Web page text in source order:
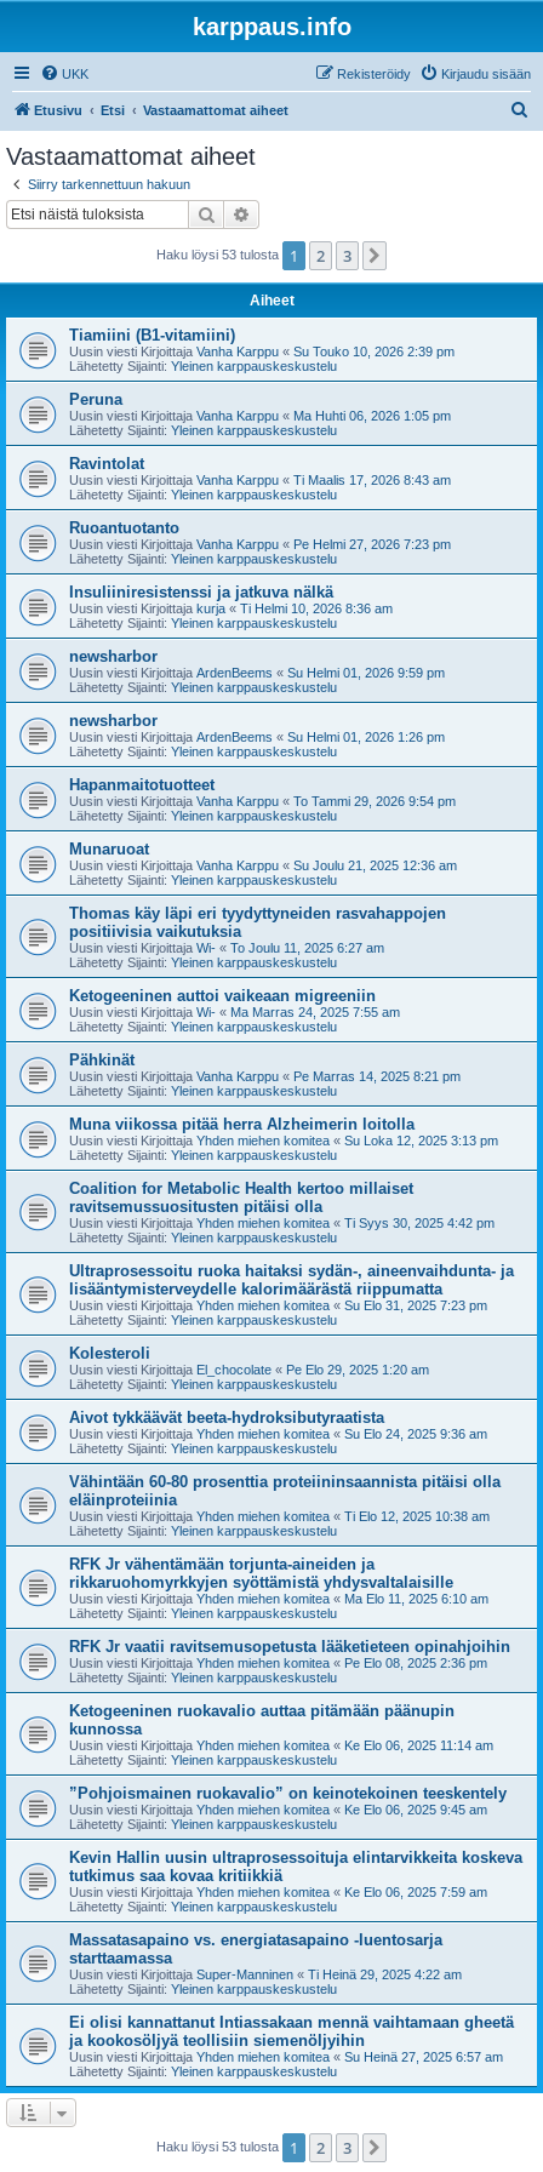
karppaus.info
UKK Kirjaudu sisään
Rekisteröidy
Etusivu Etsi Vastaamattomat aiheet
Vastaamattomat aiheet
Siirry tarkennettuun hakuun
Etsi
Haku löysi 53 tulosta 1 2 3
Aiheet
Tiamiini (B1-vitamiini)
Uusin viesti Kirjoittaja Vanha Karppu « Su Touko 10, 2026 2:39 pm
Lähetetty Sijainti: Yleinen karppauskeskustelu
Peruna
Uusin viesti Kirjoittaja Vanha Karppu « Ma Huhti 06, 2026 1:05 pm
Lähetetty Sijainti: Yleinen karppauskeskustelu
Ravintolat
Uusin viesti Kirjoittaja Vanha Karppu « Ti Maalis 17, 2026 8:43 am
Lähetetty Sijainti: Yleinen karppauskeskustelu
Ruoantuotanto
Uusin viesti Kirjoittaja Vanha Karppu « Pe Helmi 27, 2026 7:23 pm
Lähetetty Sijainti: Yleinen karppauskeskustelu
Insuliiniresistenssi ja jatkuva nälkä
Uusin viesti Kirjoittaja kurja « Ti Helmi 10, 2026 8:36 am
Lähetetty Sijainti: Yleinen karppauskeskustelu
newsharbor
Uusin viesti Kirjoittaja ArdenBeems « Su Helmi 01, 2026 9:59 pm
Lähetetty Sijainti: Yleinen karppauskeskustelu
newsharbor
Uusin viesti Kirjoittaja ArdenBeems « Su Helmi 01, 2026 1:26 pm
Lähetetty Sijainti: Yleinen karppauskeskustelu
Hapanmaitotuotteet
Uusin viesti Kirjoittaja Vanha Karppu « To Tammi 29, 2026 9:54 pm
Lähetetty Sijainti: Yleinen karppauskeskustelu
Munaruoat
Uusin viesti Kirjoittaja Vanha Karppu « Su Joulu 21, 2025 12:36 am
Lähetetty Sijainti: Yleinen karppauskeskustelu
Thomas käy läpi eri tyydyttyneiden rasvahappojen
positiivisia vaikutuksia
Uusin viesti Kirjoittaja Wi- « To Joulu 11, 2025 6:27 am
Lähetetty Sijainti: Yleinen karppauskeskustelu
Ketogeeninen auttoi vaikeaan migreeniin
Uusin viesti Kirjoittaja Wi- « Ma Marras 24, 2025 7:55 am
Lähetetty Sijainti: Yleinen karppauskeskustelu
Pähkinät
Uusin viesti Kirjoittaja Vanha Karppu « Pe Marras 14, 2025 8:21 pm
Lähetetty Sijainti: Yleinen karppauskeskustelu
Muna viikossa pitää herra Alzheimerin loitolla
Uusin viesti Kirjoittaja Yhden miehen komitea « Su Loka 12, 2025 3:13 pm
Lähetetty Sijainti: Yleinen karppauskeskustelu
Coalition for Metabolic Health kertoo millaiset
ravitsemussuositusten pitäisi olla
Uusin viesti Kirjoittaja Yhden miehen komitea « Ti Syys 30, 2025 4:42 pm
Lähetetty Sijainti: Yleinen karppauskeskustelu
Ultraprosessoitu ruoka haitaksi sydän-, aineenvaihdunta- ja
lisääntymisterveydelle kalorimäärästä riippumatta
Uusin viesti Kirjoittaja Yhden miehen komitea « Su Elo 31, 2025 7:23 pm
Lähetetty Sijainti: Yleinen karppauskeskustelu
Kolesteroli
Uusin viesti Kirjoittaja El_chocolate « Pe Elo 29, 2025 1:20 am
Lähetetty Sijainti: Yleinen karppauskeskustelu
Aivot tykkäävät beeta-hydroksibutyraatista
Uusin viesti Kirjoittaja Yhden miehen komitea « Su Elo 24, 2025 9:36 am
Lähetetty Sijainti: Yleinen karppauskeskustelu
Vähintään 60-80 prosenttia proteiininsaannista pitäisi olla
eläinproteiinia
Uusin viesti Kirjoittaja Yhden miehen komitea « Ti Elo 12, 2025 10:38 am
Lähetetty Sijainti: Yleinen karppauskeskustelu
RFK Jr vähentämään torjunta-aineiden ja
rikkaruohomyrkkyjen syöttämistä yhdysvaltalaisille
Uusin viesti Kirjoittaja Yhden miehen komitea « Ma Elo 11, 2025 6:10 am
Lähetetty Sijainti: Yleinen karppauskeskustelu
RFK Jr vaatii ravitsemusopetusta lääketieteen opinahjoihin
Uusin viesti Kirjoittaja Yhden miehen komitea « Pe Elo 08, 2025 2:36 pm
Lähetetty Sijainti: Yleinen karppauskeskustelu
Ketogeeninen ruokavalio auttaa pitämään päänupin
kunnossa
Uusin viesti Kirjoittaja Yhden miehen komitea « Ke Elo 06, 2025 11:14 am
Lähetetty Sijainti: Yleinen karppauskeskustelu
”Pohjoismainen ruokavalio” on keinotekoinen teeskentely
Uusin viesti Kirjoittaja Yhden miehen komitea « Ke Elo 06, 2025 9:45 am
Lähetetty Sijainti: Yleinen karppauskeskustelu
Kevin Hallin uusin ultraprosessoituja elintarvikkeita koskeva
tutkimus saa kovaa kritiikkiä
Uusin viesti Kirjoittaja Yhden miehen komitea « Ke Elo 06, 2025 7:59 am
Lähetetty Sijainti: Yleinen karppauskeskustelu
Massatasapaino vs. energiatasapaino -luentosarja
starttaamassa
Uusin viesti Kirjoittaja Super-Manninen « Ti Heinä 29, 2025 4:22 am
Lähetetty Sijainti: Yleinen karppauskeskustelu
Ei olisi kannattanut Intiassakaan mennä vaihtamaan gheetä
ja kookosöljyä teollisiin siemenöljyihin
Uusin viesti Kirjoittaja Yhden miehen komitea « Su Heinä 27, 2025 6:57 am
Lähetetty Sijainti: Yleinen karppauskeskustelu
Haku löysi 53 tulosta 1 2 3